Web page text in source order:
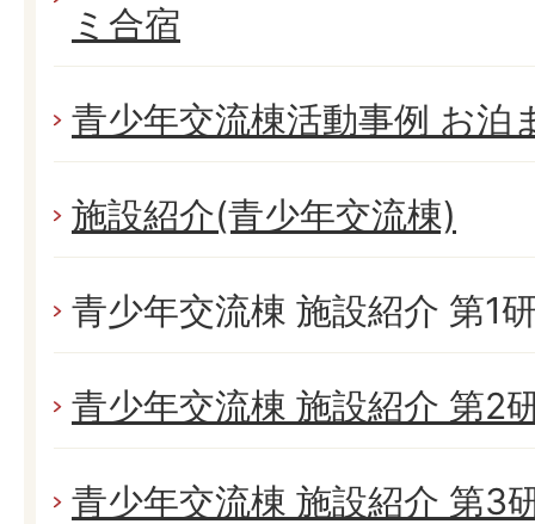
ミ合宿
青少年交流棟活動事例 お泊
施設紹介(青少年交流棟)
青少年交流棟 施設紹介 第1
青少年交流棟 施設紹介 第2
青少年交流棟 施設紹介 第3